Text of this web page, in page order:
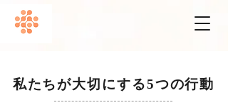
私たちが大切にする5つの行動